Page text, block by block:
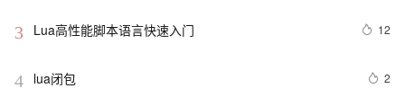
3 Lua高性能脚本语言快速入门 12
4 lua闭包 2